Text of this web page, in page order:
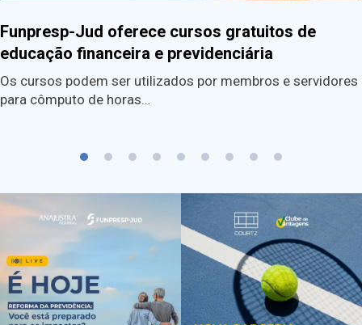
Funpresp-Jud oferece cursos gratuitos de
educação financeira e previdenciária
Os cursos podem ser utilizados por membros e servidores
para cômputo de horas…